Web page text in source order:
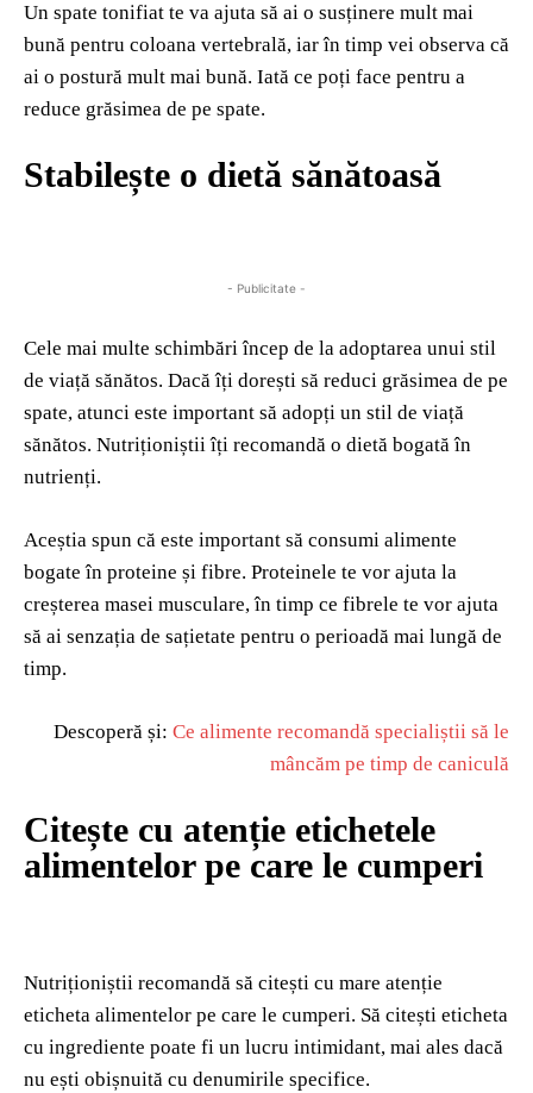
Un spate tonifiat te va ajuta să ai o susținere mult mai
bună pentru coloana vertebrală, iar în timp vei observa că
ai o postură mult mai bună. Iată ce poți face pentru a
reduce grăsimea de pe spate.
Stabilește o dietă sănătoasă
- Publicitate -
Cele mai multe schimbări încep de la adoptarea unui stil
de viață sănătos. Dacă îți dorești să reduci grăsimea de pe
spate, atunci este important să adopți un stil de viață
sănătos. Nutriționiștii îți recomandă o dietă bogată în
nutrienți.
Aceștia spun că este important să consumi alimente
bogate în proteine și fibre. Proteinele te vor ajuta la
creșterea masei musculare, în timp ce fibrele te vor ajuta
să ai senzația de sațietate pentru o perioadă mai lungă de
timp.
Descoperă și: Ce alimente recomandă specialiștii să le
mâncăm pe timp de caniculă
Citește cu atenție etichetele
alimentelor pe care le cumperi
Nutriționiștii recomandă să citești cu mare atenție
eticheta alimentelor pe care le cumperi. Să citești eticheta
cu ingrediente poate fi un lucru intimidant, mai ales dacă
nu ești obișnuită cu denumirile specifice.